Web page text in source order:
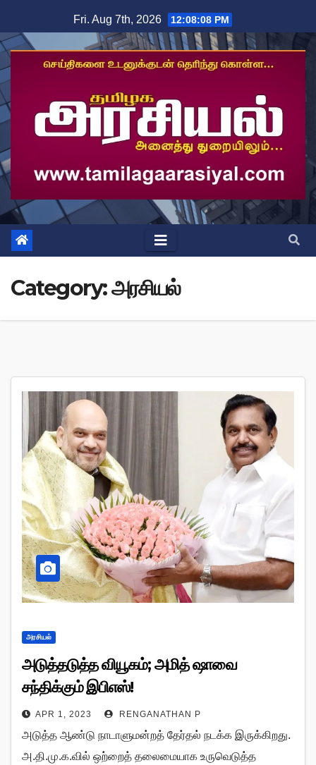
to
content
Fri. Aug 7th, 2026 12:08:10 PM
Category:அரசியல்
அரசியல்
அடுத்தடுத்த வியூகம்; அமித் ஷாவை
சந்திக்கும் இபிஎஸ்!
APR 1, 2023 RENGANATHAN P
அடுத்த ஆண்டு நாடாளுமன்றத் தேர்தல் நடக்க இருக்கிறது.
அ.தி.மு.க.வில் ஒற்றைத் தலைமையாக உருவெடுத்த